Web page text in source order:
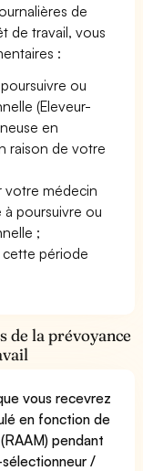
de
de travail, vous
:
ou
(Eleveur-
en
raison de votre
votre médecin
poursuivre ou
;
période
de la prévoyance
vous recevrez
en fonction de
pendant
/